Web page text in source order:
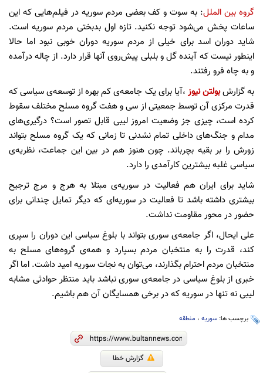
گروه بین الملل: به سوت و کف بعضی مردم سوریه در فیلم‌هایی که این
ساعات پخش می‌شود توجه نکنید. تازه اول بدبختی مردم سوریه است.
شاید دوران اسد برای خیلی از مردم سوریه دوران خوبی نبود اما حالا
اینطور نیست که آینده گل و بلبلی پیش‌روی آنها قرار دارد. از چاله درآمده
و به چاه فرو رفتند.
به گزارشبولتن نیوز ،آیا برای یک جامعه‌ی کم بهره از توسعه‌ی سیاسی که
قدرت مرکزی آن توسط جمعیتی از سی و هفت گروه مسلح مختلف سقوط
کرده است، چیزی جز وضعیت امروز لیبی قابل تصور است؟ درگیری‌های
مدام و جنگ‌های داخلی تمام نشدنی تا زمانی که یک گروه مسلح بتواند
زورش را بر بقیه بچرباند. چون هنوز هم در بین این جماعت، نظریه‌ی
سیاسی غلبه بیشترین کارآمدی را دارد.
شاید برای ایران هم فعالیت در سوریه‌ی مبتلا به هرج و مرج ترجیح
بیشتری داشته باشد تا فعالیت در سوریه‌ای که دیگر تمایل چندانی برای
حضور در محور مقاومت نداشت.
علی ایحال، اگر جامعه‌ی سوری بتواند با بلوغ سیاسی این دوران را سپری
کند، قدرت را به منتخبان مردم بسپارد و همه‌ی گروه‌های مسلح به
منتخبان مردم احترام بگذارند، می‌توان به نجات سوریه امید داشت. اما اگر
خبری از بلوغ سیاسی در جامعه‌ی سوری نباشد باید منتظر حوادثی مشابه
لیبی نه تنها در سوریه که در برخی همسایگان آن هم باشیم.
برچسب ها: سوریه ، منطقه
گزارش خطا